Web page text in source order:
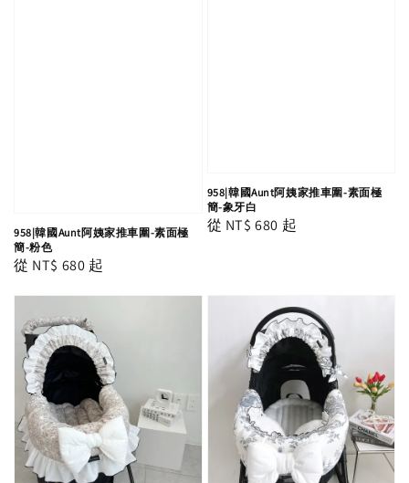
958|韓國Aunt阿姨家推車圍-素面極
簡-粉色
Regular
從 NT$ 680 起
958|韓國Aunt阿姨家推車圍-素面極
簡-象牙白
Regular
從 NT$ 680 起